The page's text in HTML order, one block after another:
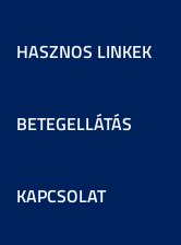
HASZNOS LINKEK
BETEGELLÁTÁS
KAPCSOLAT